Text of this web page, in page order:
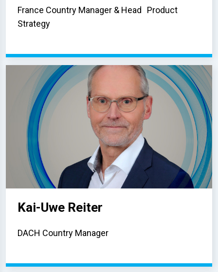
France Country Manager & Head Product
Strategy
Kai-Uwe Reiter
DACH Country Manager